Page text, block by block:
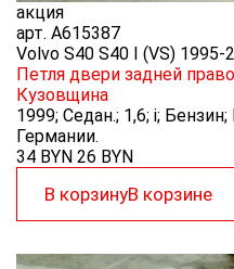
акция
арт. A615387
Volvo S40 S40 I (VS) 1995-
Петля двери задней
Кузовщина
1999; Седан.; 1,6; i;
Германии.
34 BYN 26 BYN
В корзинуВ корзине